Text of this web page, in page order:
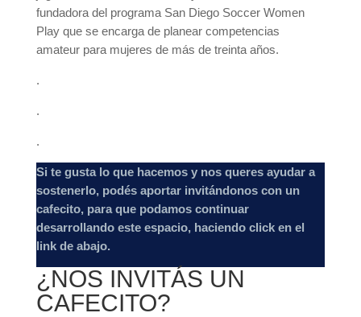
fundadora del programa San Diego Soccer Women
Play que se encarga de planear competencias
amateur para mujeres de más de treinta años.
.
.
.
Si te gusta lo que hacemos y nos queres ayudar a
sostenerlo, podés aportar invitándonos con un
cafecito, para que podamos continuar
desarrollando este espacio, haciendo click en el
link de abajo.
¿NOS INVITÁS UN
CAFECITO?